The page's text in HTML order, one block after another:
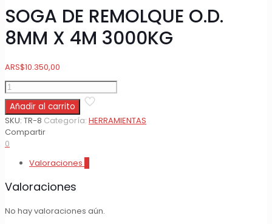
SOGA DE REMOLQUE O.D.
8MM X 4M 3000KG
ARS$10.350,00
SOGA
DE
REMOLQUE
O.D.
8MM
X
3000KG
Añadir al carrito
SKU: TR-8 Categoría: HERRAMIENTAS
Compartir
0
Valoraciones
Valoraciones
No hay valoraciones aún.